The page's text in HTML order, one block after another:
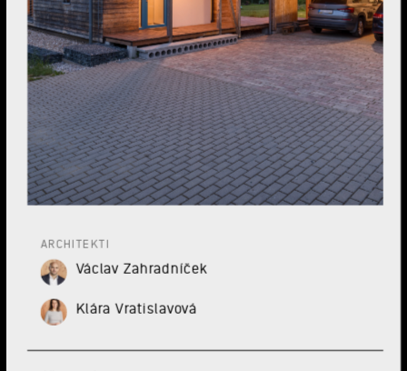
ARCHITEKTI
Václav Zahradníček
Klára Vratislavová